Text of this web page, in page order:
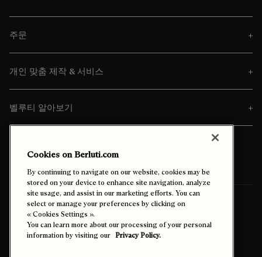
주문
개인 맞춤 제작 & 서비스
벨루티 알아보기
배송 받아보실 곳: 대한민국 (한국어)
고대비 모드 활성화
Cookies on Berluti.com
By continuing to navigate on our website, cookies may be
stored on your device to enhance site navigation, analyze
site usage, and assist in our marketing efforts. You can
select or manage your preferences by clicking on
« Cookies Settings ».
You can learn more about our processing of your personal
information by visiting our Privacy Policy.